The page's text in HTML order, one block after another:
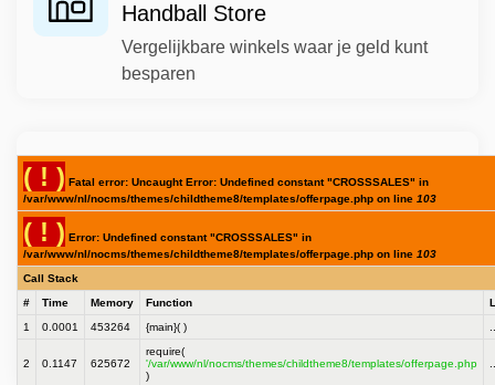
Handball Store
Vergelijkbare winkels waar je geld kunt
besparen
( ! ) Fatal error: Uncaught Error: Undefined constant "CROSSSALES" in
/var/www/nl/nocms/themes/childtheme8/templates/offerpage.php on line 103
( ! ) Error: Undefined constant "CROSSSALES" in
/var/www/nl/nocms/themes/childtheme8/templates/offerpage.php on line 103
Call Stack
#
Time Memory Function
1
0.0001 453264 {main}( )
2 0.1147 625672
require(
'/var/www/nl/nocms/themes/childtheme8/templates/offerpage.php
)